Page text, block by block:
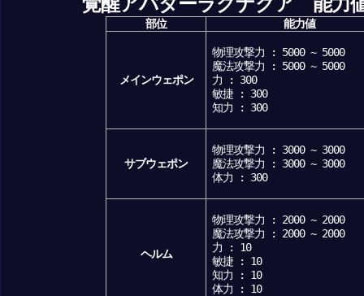
部位 能力値
メインウェポン
物理攻撃力 : 5000 ~ 5000
魔法攻撃力 : 5000 ~ 5000
力 : 300
敏捷 : 300
知力 : 300
サブウェポン
物理攻撃力 : 3000 ~ 3000
魔法攻撃力 : 3000 ~ 3000
体力 : 300
ヘルム
物理攻撃力 : 2000 ~ 2000
魔法攻撃力 : 2000 ~ 2000
力 : 10
敏捷 : 10
知力 : 10
体力 : 10